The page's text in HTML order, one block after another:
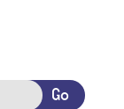
Go